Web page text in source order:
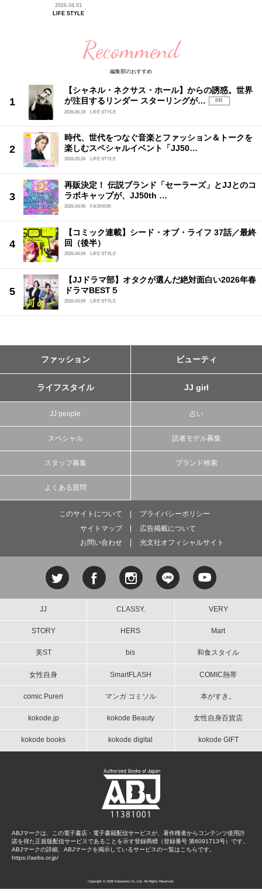
2026.04.01
LIFE STYLE
Recommend
編集部のおすすめ
【シャネル・ネクサス・ホール】からの誘惑。世界
が注目するリンダー スターリングが…
PR
2026.06.18
LIFE STYLE
時代、世代をつなぐ音楽とファッション＆トークを
楽しむスペシャルイベント「JJ50…
2026.03.26 LIFE STYLE
再販決定！ 伝説ブランド「セーラーズ」とJJとのコ
ラボキャップが、JJ50th …
2026.04.06 FASHION
【コミック連載】シード・オブ・ライフ 37話／最終
回（後半）
2026.04.09 LIFE STYLE
【JJドラマ部】オタクが選んだ絶対面白い2026年春
ドラマBEST５
2026.04.09 LIFE STYLE
ファッション ビューティ
ライフスタイル JJ girl
JJ people 占い
スペシャル 読者モデル募集
スタッフ募集 ブランド検索
よくある質問
このサイトについて
プライバシーポリシー
サイトマップ
広告掲載について
お問い合わせ
光文社オフィシャルサイト
JJ CLASSY. VERY
STORY HERS Mart
美ST bis 和食スタイル
女性自身 SmartFLASH COMIC熱帯
comic Pureri マンガ コミソル 本がすき。
kokode.jp kokode Beauty 女性自身百貨店
kokode books kokode digital kokode GIFT
ABJマークは、この電子書店・電子書籍配信サービスが、著作権者からコンテンツ使用許
諾を得た正規版配信サービスであることを示す登録商標（登録番号 第6091713号）です。
ABJマークの詳細、ABJマークを掲示しているサービスの一覧はこちらです。
https://aebs.or.jp/
Copyright © 2026 Kobunsha Co.,Ltd. All Rights Reserved.